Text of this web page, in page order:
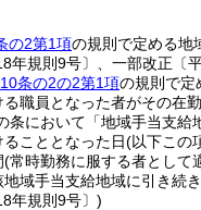
の2第1項の規則で定める地
年規則9号〕、一部改正〔
条の2の2第1項の規則で定
職員となった者がその在
条において「地域手当支給
こととなった日(以下この
(常時勤務に服する者として
域手当支給地域に引き続
年規則9号〕)